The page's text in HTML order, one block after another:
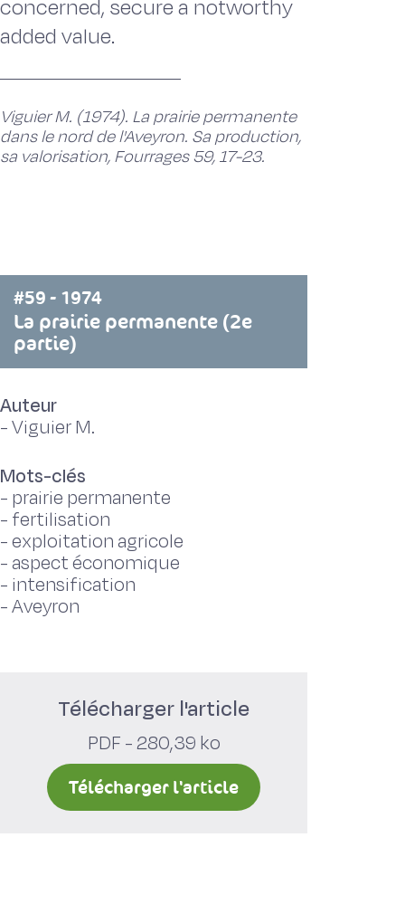
concerned, secure a notworthy
added value.
Viguier M. (1974). La prairie permanente
dans le nord de l'Aveyron. Sa production,
sa valorisation, Fourrages 59, 17-23.
#59 - 1974
La prairie permanente (2e
partie)
Auteur
-Viguier M.
Mots-clés
- prairie permanente
- fertilisation
-exploitation agricole
- aspect économique
- intensification
-Aveyron
Télécharger l'article
PDF - 280,39 ko
Télécharger l'article